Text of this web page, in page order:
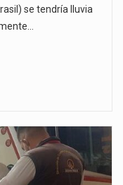
se tendría lluvia